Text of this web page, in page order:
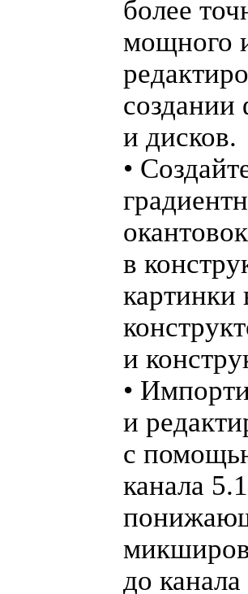
более
мощного
и дисков.
•
в
картинки
и
•
и
с
канала
до